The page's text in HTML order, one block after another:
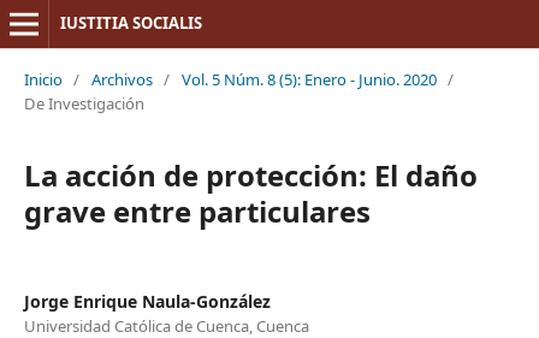
IUSTITIA SOCIALIS
Inicio / Archivos / Vol. 5 Núm. 8 (5): Enero - Junio. 2020 /
De Investigación
La acción de protección: El daño
grave entre particulares
Jorge Enrique Naula-González
Universidad Católica de Cuenca, Cuenca